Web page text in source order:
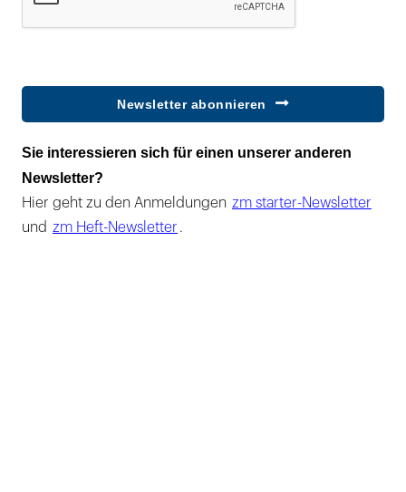
Newsletter abonnieren
Sie interessieren sich für einen unserer anderen
Newsletter?
Hier geht zu den Anmeldungen zm starter-Newsletter
und zm Heft-Newsletter .